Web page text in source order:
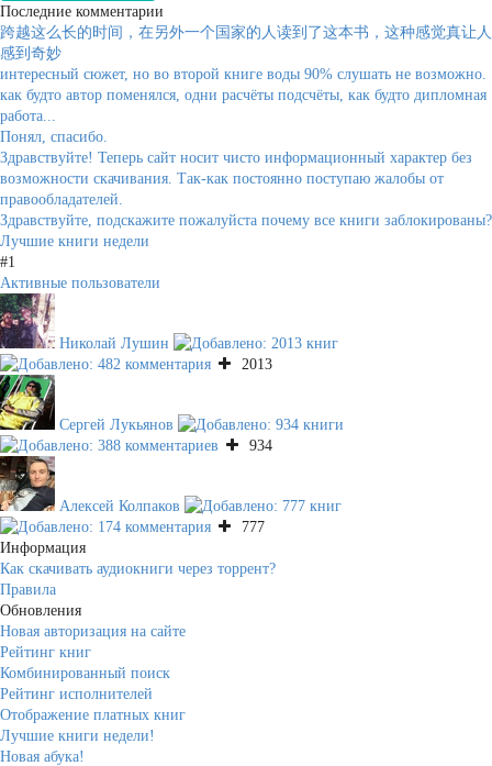
Последние комментарии
跨越这么长的时间，在另外一个国家的人读到了这本书，这种感觉真让人
感到奇妙
интересный сюжет, но во второй книге воды 90% слушать не возможно.
как будто автор поменялся, одни расчёты подсчёты, как будто дипломная
работа...
Понял, спасибо.
Здравствуйте! Теперь сайт носит чисто информационный характер без
возможности скачивания. Так-как постоянно поступаю жалобы от
правообладателей.
Здравствуйте, подскажите пожалуйста почему все книги заблокированы?
Лучшие книги недели
#1
Активные пользователи
Николай Лушин
2013
Сергей Лукьянов
934
Алексей Колпаков
777
Информация
Как скачивать аудиокниги через торрент?
Правила
Обновления
Новая авторизация на сайте
Рейтинг книг
Комбинированный поиск
Рейтинг исполнителей
Отображение платных книг
Лучшие книги недели!
Новая абука!